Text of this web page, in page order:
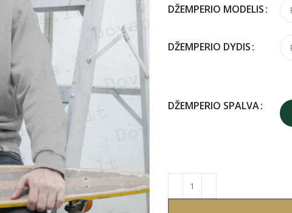
DŽEMPERIO MODELIS
DŽEMPERIO DYDIS
DŽEMPERIO SPALVA